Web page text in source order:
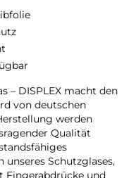
– DISPLEX macht den
von deutschen
werden
Qualität
Schutzglases,
Fingerabdrücke und